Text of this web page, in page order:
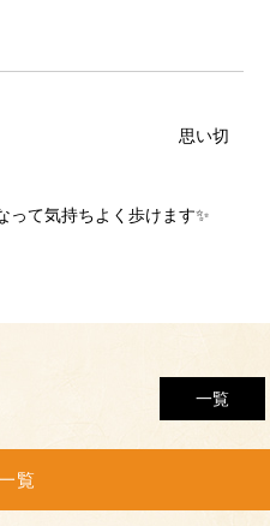
思い切
ちよく歩けます✨
一覧
覧